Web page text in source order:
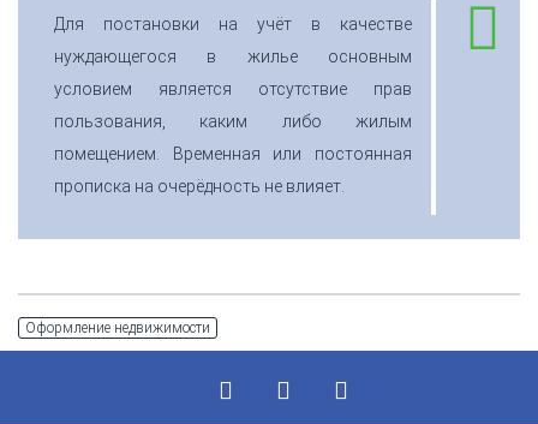
Для постановки на учёт в качестве
нуждающегося в жилье основным
условием является отсутствие прав
пользования, каким либо жилым
помещением. Временная или постоянная
прописка на очерёдность не влияет.
Оформление недвижимости